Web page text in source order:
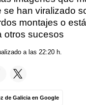
se han viralizado
montajes o
otros sucesos
a las 22:20 h.
de Galicia en Google